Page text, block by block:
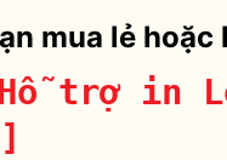
mua lẻ
trợ in